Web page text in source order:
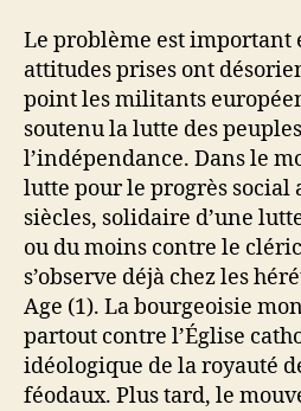
Le problème est important
attitudes prises ont
point les militants
soutenu la lutte des
l’indépendance. Dans le
lutte pour le progrès social
siècles, solidaire d’une
ou du moins contre le
s’observe déjà chez les
Age (1). La bourgeoisie
partout contre l’Église
idéologique de la royauté
féodaux. Plus tard, le